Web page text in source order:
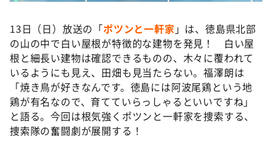
ぺこぱのまるスポ
アナ回覧板
13日（日）放送の「ポツンと一軒家 」は、徳島県北部
の山の中で白い屋根が特徴的な建物を発見！ 白い屋
根と細長い建物は確認できるものの、木々に覆われて
いるようにも見え、田畑も見当たらない。福澤朗は
「焼き鳥が好きなんです。徳島には阿波尾鶏という地
鶏が有名なので、育てていらっしゃるといいですね」
と語る。今回は根気強くポツンと一軒家を捜索する、
捜索隊の奮闘劇が展開する！